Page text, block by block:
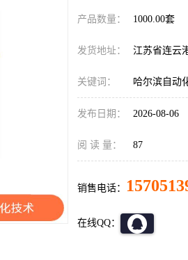
产品数量： 1000.00套
发货地址： 江苏省连
关键词： 哈尔滨自动
发布日期： 2026-08-06
阅 读 量： 87
销售电话：
在线QQ：